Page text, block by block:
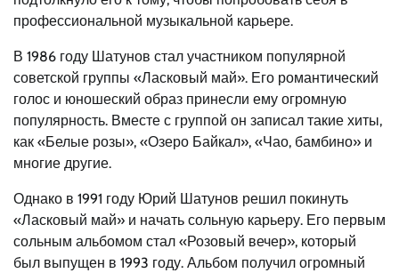
профессиональной музыкальной карьере.
В 1986 году Шатунов стал участником популярной
советской группы «Ласковый май». Его романтический
голос и юношеский образ принесли ему огромную
популярность. Вместе с группой он записал такие хиты,
как «Белые розы», «Озеро Байкал», «Чао, бамбино» и
многие другие.
Однако в 1991 году Юрий Шатунов решил покинуть
«Ласковый май» и начать сольную карьеру. Его первым
сольным альбомом стал «Розовый вечер», который
был выпущен в 1993 году. Альбом получил огромный